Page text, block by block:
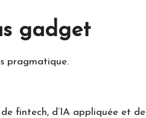
gadget
pragmatique.
fintech, d’IA appliquée et de